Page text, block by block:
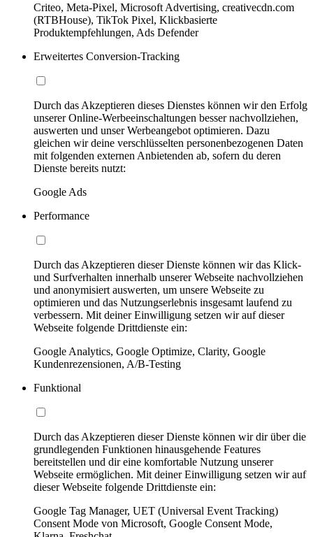
Criteo, Meta-Pixel, Microsoft Advertising, creativecdn.com
(RTBHouse), TikTok Pixel, Klickbasierte
Produktempfehlungen, Ads Defender
Erweitertes Conversion-Tracking
Durch das Akzeptieren dieses Dienstes können wir den Erfolg
unserer Online-Werbeeinschaltungen besser nachvollziehen,
auswerten und unser Werbeangebot optimieren. Dazu
gleichen wir deine verschlüsselten personenbezogenen Daten
mit folgenden externen Anbietenden ab, sofern du deren
Dienste bereits nutzt:
Google Ads
Performance
Durch das Akzeptieren dieser Dienste können wir das Klick-
und Surfverhalten innerhalb unserer Webseite nachvollziehen
und anonymisiert auswerten, um unsere Webseite zu
optimieren und das Nutzungserlebnis insgesamt laufend zu
verbessern. Mit deiner Einwilligung setzen wir auf dieser
Webseite folgende Drittdienste ein:
Google Analytics, Google Optimize, Clarity, Google
Kundenrezensionen, A/B-Testing
Funktional
Durch das Akzeptieren dieser Dienste können wir dir über die
grundlegenden Funktionen hinausgehende Features
bereitstellen und dir eine komfortable Nutzung unserer
Webseite ermöglichen. Mit deiner Einwilligung setzen wir auf
dieser Webseite folgende Drittdienste ein:
Google Tag Manager, UET (Universal Event Tracking)
Consent Mode von Microsoft, Google Consent Mode,